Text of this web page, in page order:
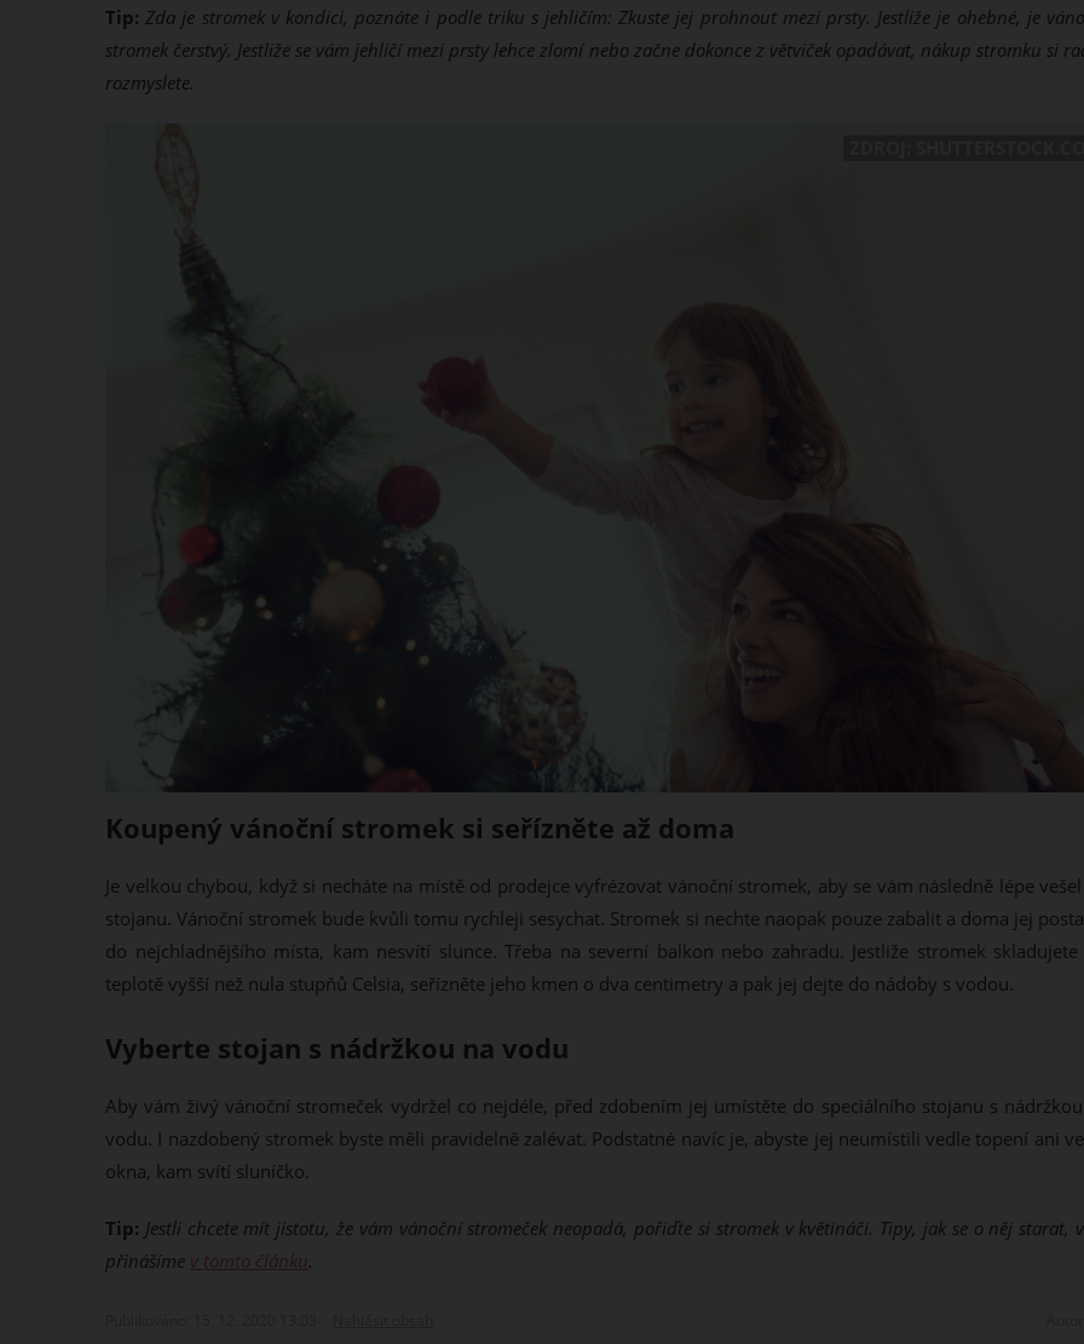
Tip: Zda je stromek v kondici, poznáte i podle triku s jehličím: Zkuste jej prohnout mezi prsty. Jestliže je ohebné, je
stromek čerstvý. Jestliže se vám jehličí mezi prsty lehce zlomí nebo začne dokonce z větviček opadávat, nákup stromku si
rozmyslete.
Koupený vánoční stromek si seřízněte až doma
Je velkou chybou, když si necháte na místě od prodejce vyfrézovat vánoční stromek, aby se vám následně lépe
stojanu. Vánoční stromek bude kvůli tomu rychleji sesychat. Stromek si nechte naopak pouze zabalit a doma jej
do nejchladnějšího místa, kam nesvítí slunce. Třeba na severní balkon nebo zahradu. Jestliže stromek
teplotě vyšší než nula stupňů Celsia, seřízněte jeho kmen o dva centimetry a pak jej dejte do nádoby s vodou.
Vyberte stojan s nádržkou na vodu
Aby vám živý vánoční stromeček vydržel co nejdéle, před zdobením jej umístěte do speciálního stojanu s
vodu. I nazdobený stromek byste měli pravidelně zalévat. Podstatné navíc je, abyste jej neumístili vedle topení ani
okna, kam svítí sluníčko.
Tip: Jestli chcete mít jistotu, že vám vánoční stromeček neopadá, pořiďte si stromek v květináči. Tipy, jak se o něj starat,
přinášíme v tomto článku.